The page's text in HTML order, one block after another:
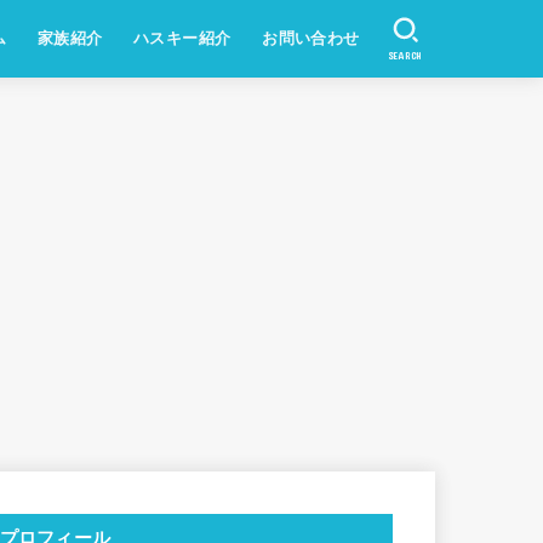
家族紹介 ハスキー紹介 お問い合わせ
SEARCH
プロフィール